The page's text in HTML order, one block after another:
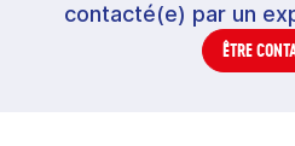
contacté(e) par un
ÊTRE